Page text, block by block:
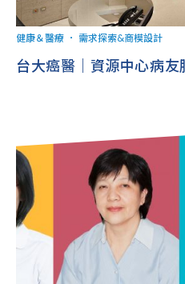
健康＆醫療 ． 需求探索&商模設計
台大癌醫｜資源中心病友